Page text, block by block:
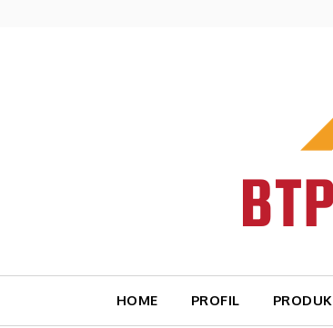
HOME PROFIL PRODUK